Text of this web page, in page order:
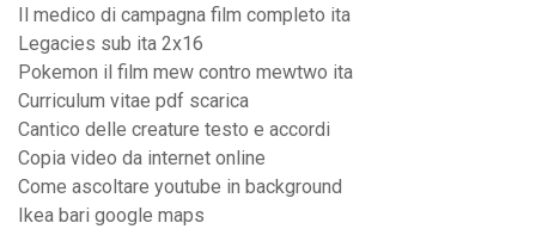
Il medico di campagna film completo ita
Legacies sub ita 2x16
Pokemon il film mew contro mewtwo ita
Curriculum vitae pdf scarica
Cantico delle creature testo e accordi
Copia video da internet online
Come ascoltare youtube in background
Ikea bari google maps